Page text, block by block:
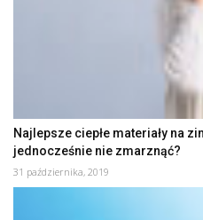
Najlepsze ciepłe materiały na
jednocześnie nie zmarznąć?
31 października, 2019